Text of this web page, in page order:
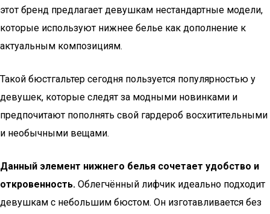
этот бренд предлагает девушкам нестандартные модели,
которые используют нижнее белье как дополнение к
актуальным композициям.
Такой бюстгальтер сегодня пользуется популярностью у
девушек, которые следят за модными новинками и
предпочитают пополнять свой гардероб восхитительными
и необычными вещами.
Данный элемент нижнего белья сочетает удобство и
откровенность. Облегчённый лифчик идеально подходит
девушкам с небольшим бюстом. Он изготавливается без